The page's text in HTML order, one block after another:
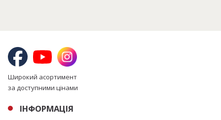
Широкий асортимент
за доступними цінами
ІНФОРМАЦІЯ